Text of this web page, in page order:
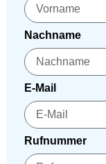
Nachname
E-Mail
Rufnummer